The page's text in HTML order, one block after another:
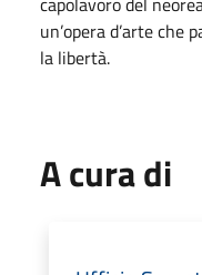
un’opera d’arte che
la libertà.
A cura di